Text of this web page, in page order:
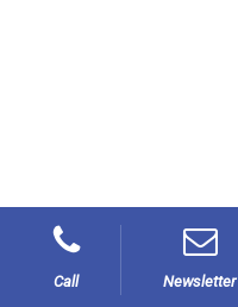
Διεύθυνση
Call Newsletter